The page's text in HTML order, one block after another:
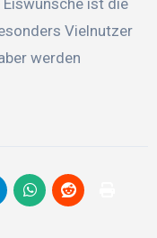
ist die
Vielnutzer
werden